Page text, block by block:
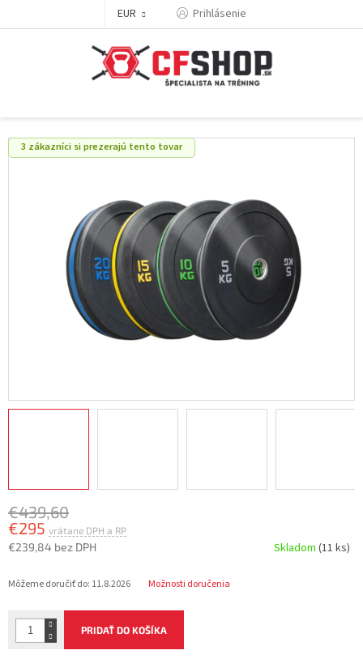
EUR Prihlásenie
€439,60
€295
€239,84 bez DPH
cena:
Skladom(11 ks)
Môžeme doručiť do: 11.8.2026 Možnosti doručenia
PRIDAŤ DO KOŠÍKA